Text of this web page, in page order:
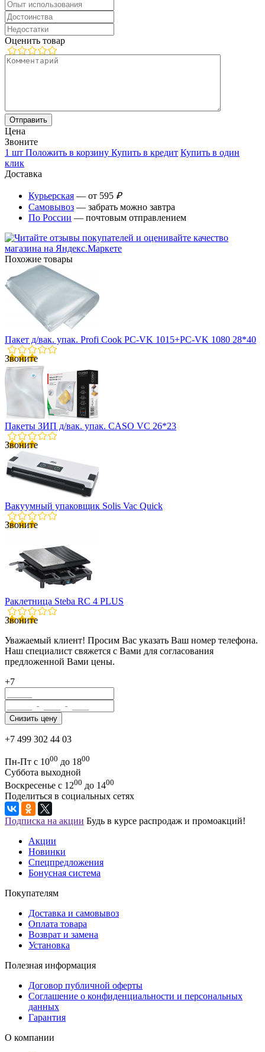
Оценить товар
Цена
Звоните
1 шт Положить в корзину Купить в кредит Купить в один
клик
Доставка
Курьерская — от 595 ₽
Самовывоз — забрать можно завтра
По России — почтовым отправлением
Похожие товары
Пакет д/вак. упак. Profi Cook PC-VK 1015+PC-VK 1080 28*40
Звоните
Пакеты ЗИП д/вак. упак. CASO VC 26*23
Звоните
Вакуумный упаковщик Solis Vac Quick
Звоните
Раклетница Steba RC 4 PLUS
Звоните
Уважаемый клиент! Просим Вас указать Ваш номер телефона.
Наш специалист свяжется с Вами для согласования
предложенной Вами цены.
+7
+7 499 302 44 03
Пн-Пт с 1000 до 1800
Суббота выходной
Воскресенье с 1200 до 1400
Поделиться в социальных сетях
Подписка на акции Будь в курсе распродаж и промоакций!
Акции
Новинки
Спецпредложения
Бонусная система
Покупателям
Доставка и самовывоз
Оплата товара
Возврат и замена
Установка
Полезная информация
Договор публичной оферты
Соглашение о конфиденциальности и персональных
данных
Гарантия
О компании